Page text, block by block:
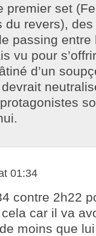
set
du revers),
passing
vu pour
d’un
01:34
contre 2h22
car il va
moins que